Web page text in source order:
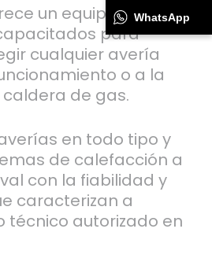
un equipo de
para
cualquier avería
o a la
de gas.
en todo tipo y
de calefacción a
con la fiabilidad y
caracterizan a
técnico autorizado en
WhatsApp